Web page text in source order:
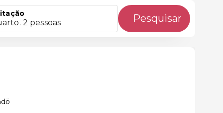
2 pessoas Pesquisar